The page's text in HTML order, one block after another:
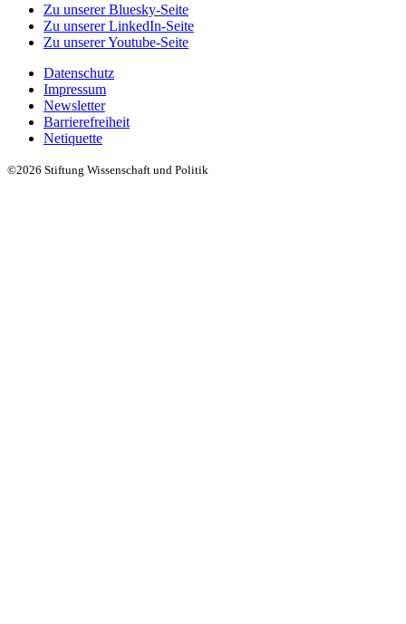
Zu unserer Bluesky-Seite
Zu unserer LinkedIn-Seite
Zu unserer Youtube-Seite
Datenschutz
Impressum
Newsletter
Barrierefreiheit
Netiquette
©2026 Stiftung Wissenschaft und Politik